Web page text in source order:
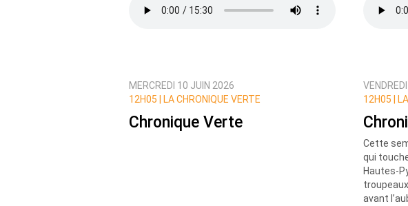
Prévenez-moi de tous les nouveaux commentaires de
MERCREDI 10 JUIN 2026
12H05 |
LA CHRONIQUE VERTE
Chronique Verte
12H05 |
Cette
qui
Hautes-
avant